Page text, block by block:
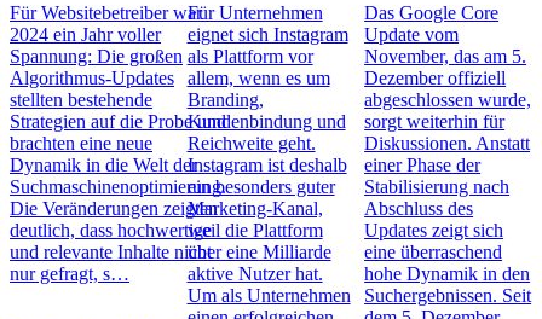
Für Websitebetreiber war
2024 ein Jahr voller
Spannung: Die großen
Algorithmus-Updates
stellten bestehende
Strategien auf die Probe und
brachten eine neue
Dynamik in die Welt der
Suchmaschinenoptimierung.
Die Veränderungen zeigten
deutlich, dass hochwertige
und relevante Inhalte nicht
nur gefragt, s…
Für Unternehmen
eignet sich Instagram
als Plattform vor
allem, wenn es um
Branding,
Kundenbindung und
Reichweite geht.
Instagram ist deshalb
ein besonders guter
Marketing-Kanal,
weil die Plattform
über eine Milliarde
aktive Nutzer hat.
Um als Unternehmen
Das Google Core
Update vom
November, das am 5.
Dezember offiziell
abgeschlossen wurde,
sorgt weiterhin für
Diskussionen. Anstatt
einer Phase der
Stabilisierung nach
Abschluss des
Updates zeigt sich
eine überraschend
hohe Dynamik in den
Suchergebnissen. Seit